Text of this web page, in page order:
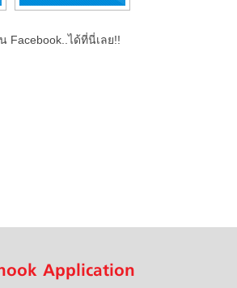
Facebook..ได้ที่นี่เลย!!
Application